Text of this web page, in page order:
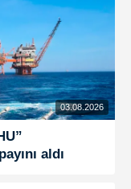
03.08.2026
aldı